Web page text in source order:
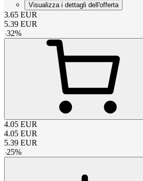
Visualizza i dettagli dell'offerta
3.65 EUR
5.39 EUR
-32%
4.05 EUR
4.05 EUR
5.39 EUR
-25%